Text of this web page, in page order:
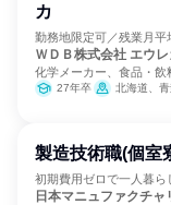
カ
勤務地限定可／残業月平
ＷＤＢ株式会社 エウ
化学メーカー、食品・飲
27年卒 北海道、青森県、岩手県、宮城県、秋田県、山形県、福島県、茨城県、栃木県、群馬県、埼玉県、千葉県、東京都、神奈川県、新潟県、富山県、石川県、福井
製造技術職(個室
初期費用ゼロで一人暮ら
日本マニュファクチ